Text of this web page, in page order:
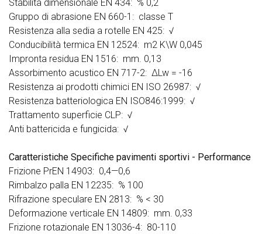
Stabilità dimensionale EN 434: % 0,2
Gruppo di abrasione EN 660-1: classe T
Resistenza alla sedia a rotelle EN 425: √
Conducibilità termica EN 12524: m2 K\W 0,045
Impronta residua EN 1516: mm. 0,13
Assorbimento acustico EN 717-2: ΔLw = -16
Resistenza ai prodotti chimici EN ISO 26987: √
Resistenza batteriologica EN ISO846:1999: √
Trattamento superficie CLP: √
Anti battericida e fungicida: √
Caratteristiche Specifiche pavimenti sportivi - Performance
Frizione PrEN 14903: 0,4—0,6
Rimbalzo palla EN 12235: % 100
Rifrazione speculare EN 2813: % < 30
Deformazione verticale EN 14809: mm. 0,33
Frizione rotazionale EN 13036-4: 80-110